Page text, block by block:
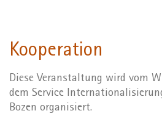
Kooperation
Diese Veranstaltung wird vom
dem Service
Bozen organisiert.